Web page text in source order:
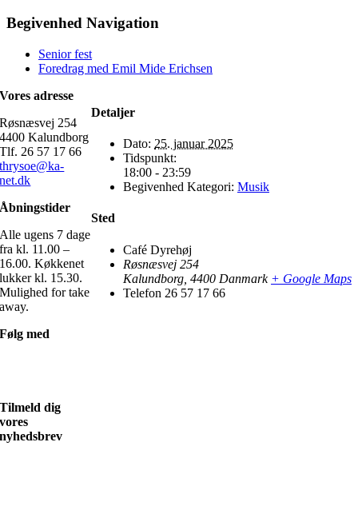
Begivenhed Navigation
Senior fest
Foredrag med Emil Mide Erichsen
Detaljer
Dato: 25. januar 2025
Tidspunkt:
18:00 - 23:59
Begivenhed Kategori: Musik
Sted
Café Dyrehøj
Røsnæsvej 254
Kalundborg 4400 Danmark + Google Maps
Telefon 26 57 17 66
Vores adresse
Røsnæsvej 254
4400 Kalundborg
Tlf. 26 57 17 66
thrysoe@ka-
net.dk
Åbningstider
Alle ugens 7 dage
fra kl. 11.00 –
16.00. Køkkenet
lukker kl. 15.30.
Mulighed for take
away.
Følg med
Tilmeld dig
vores
nyhedsbrev